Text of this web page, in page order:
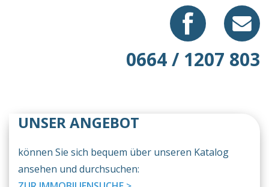
0664 / 1207 803
UNSER ANGEBOT
können Sie sich bequem über unseren Katalog
ansehen und durchsuchen: